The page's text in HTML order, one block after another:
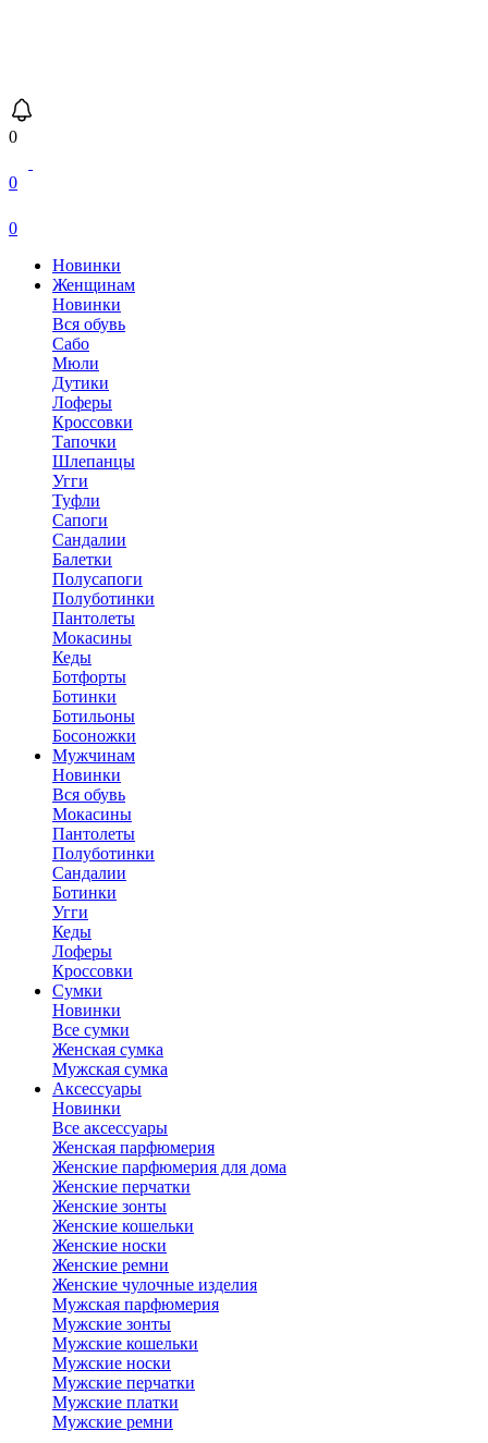
0
0
0
Новинки
Женщинам
Новинки
Вся обувь
Сабо
Мюли
Дутики
Лоферы
Кроссовки
Тапочки
Шлепанцы
Угги
Туфли
Сапоги
Сандалии
Балетки
Полусапоги
Полуботинки
Пантолеты
Мокасины
Кеды
Ботфорты
Ботинки
Ботильоны
Босоножки
Мужчинам
Новинки
Вся обувь
Мокасины
Пантолеты
Полуботинки
Сандалии
Ботинки
Угги
Кеды
Лоферы
Кроссовки
Сумки
Новинки
Все сумки
Женская сумка
Мужская сумка
Аксессуары
Новинки
Все аксессуары
Женская парфюмерия
Женские парфюмерия для дома
Женские перчатки
Женские зонты
Женские кошельки
Женские носки
Женские ремни
Женские чулочные изделия
Мужская парфюмерия
Мужские зонты
Мужские кошельки
Мужские носки
Мужские перчатки
Мужские платки
Мужские ремни